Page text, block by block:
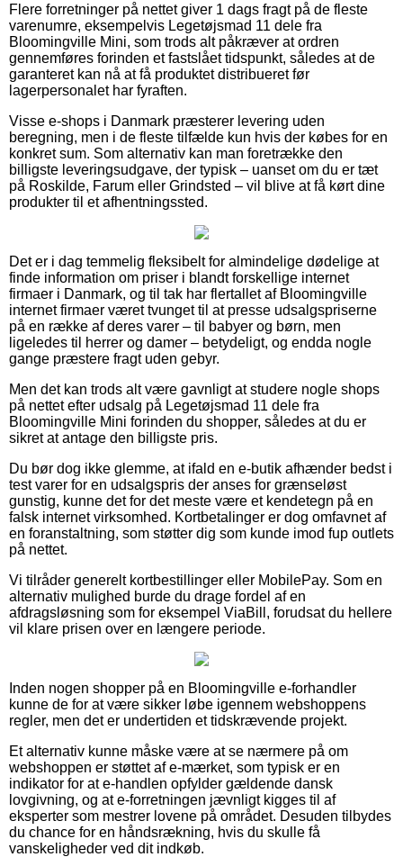
Flere forretninger på nettet giver 1 dags fragt på de fleste
varenumre, eksempelvis Legetøjsmad 11 dele fra
Bloomingville Mini, som trods alt påkræver at ordren
gennemføres forinden et fastslået tidspunkt, således at de
garanteret kan nå at få produktet distribueret før
lagerpersonalet har fyraften.
Visse e-shops i Danmark præsterer levering uden
beregning, men i de fleste tilfælde kun hvis der købes for en
konkret sum. Som alternativ kan man foretrække den
billigste leveringsudgave, der typisk – uanset om du er tæt
på Roskilde, Farum eller Grindsted – vil blive at få kørt dine
produkter til et afhentningssted.
Det er i dag temmelig fleksibelt for almindelige dødelige at
finde information om priser i blandt forskellige internet
firmaer i Danmark, og til tak har flertallet af Bloomingville
internet firmaer været tvunget til at presse udsalgspriserne
på en række af deres varer – til babyer og børn, men
ligeledes til herrer og damer – betydeligt, og endda nogle
gange præstere fragt uden gebyr.
Men det kan trods alt være gavnligt at studere nogle shops
på nettet efter udsalg på Legetøjsmad 11 dele fra
Bloomingville Mini forinden du shopper, således at du er
sikret at antage den billigste pris.
Du bør dog ikke glemme, at ifald en e-butik afhænder bedst i
test varer for en udsalgspris der anses for grænseløst
gunstig, kunne det for det meste være et kendetegn på en
falsk internet virksomhed. Kortbetalinger er dog omfavnet af
en foranstaltning, som støtter dig som kunde imod fup outlets
på nettet.
Vi tilråder generelt kortbestillinger eller MobilePay. Som en
alternativ mulighed burde du drage fordel af en
afdragsløsning som for eksempel ViaBill, forudsat du hellere
vil klare prisen over en længere periode.
Inden nogen shopper på en Bloomingville e-forhandler
kunne de for at være sikker løbe igennem webshoppens
regler, men det er undertiden et tidskrævende projekt.
Et alternativ kunne måske være at se nærmere på om
webshoppen er støttet af e-mærket, som typisk er en
indikator for at e-handlen opfylder gældende dansk
lovgivning, og at e-forretningen jævnligt kigges til af
eksperter som mestrer lovene på området. Desuden tilbydes
du chance for en håndsrækning, hvis du skulle få
vanskeligheder ved dit indkøb.